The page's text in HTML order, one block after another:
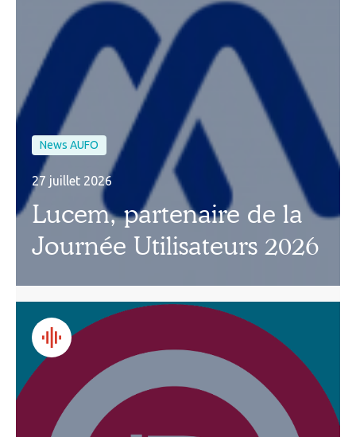
News AUFO
27 juillet 2026
Lucem, partenaire de la
Journée Utilisateurs 2026